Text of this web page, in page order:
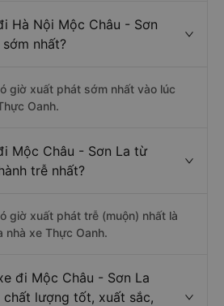
Hà Nội Mộc Châu - Sơn
nhất?
giờ xuất phát sớm nhất vào lúc
Oanh.
Mộc Châu - Sơn La từ
trễ nhất?
giờ xuất phát trễ (muộn) nhất là
nhà xe Thực Oanh.
đi Mộc Châu - Sơn La
lượng tốt, xuất sắc,